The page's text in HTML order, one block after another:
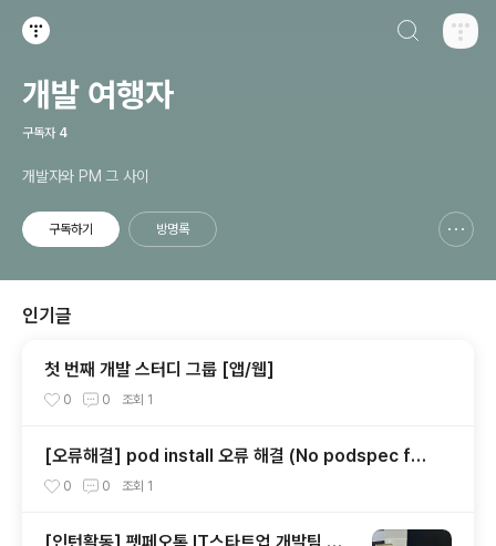
개발 여행자
구독자 4
개발자와 PM 그 사이
구독하기 방명록
인기글
첫 번째 개발 스터디 그룹 [앱/웹]
0 0 조회 1
[오류해결] pod install 오류 해결 (No podspec fou
nd for `react-native-version-info` in `../node
0 0 조회 1